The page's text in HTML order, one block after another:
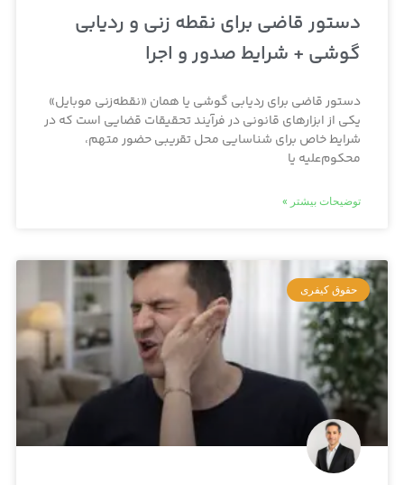
دستور قاضی برای نقطه زنی و ردیابی
گوشی + شرایط صدور و اجرا
دستور قاضی برای ردیابی گوشی یا همان «نقطه‌زنی موبایل»
یکی از ابزارهای قانونی در فرآیند تحقیقات قضایی است که در
شرایط خاص برای شناسایی محل تقریبی حضور متهم،
محکوم‌علیه یا
توضیحات بیشتر »
حقوق کیفری